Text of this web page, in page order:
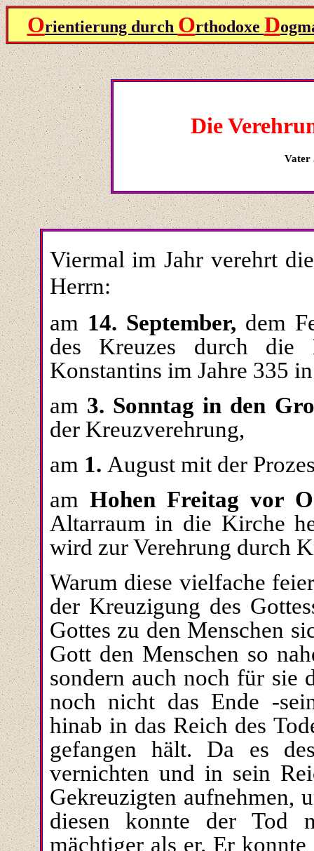
Orientierung durch Orthodoxe D
Die
Vater
Viermal im Jahr verehrt
Herrn:
am 14. September, dem
des Kreuzes durch die
Konstantins im Jahre 335
am 3. Sonntag in den
der Kreuzverehrung,
am 1. August mit der
am Hohen Freitag vor
Altarraum in die Kirche
wird zur Verehrung durch
Warum diese vielfache
der Kreuzigung des
Gottes zu den Menschen
Gott den Menschen so
sondern auch noch für sie
noch nicht das Ende -
hinab in das Reich des
gefangen hält. Da es
vernichten und in sein
Gekreuzigten aufnehmen,
diesen konnte der Tod
mächtiger als er. Er